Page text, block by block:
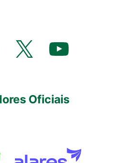
X YouTube
Oficiais